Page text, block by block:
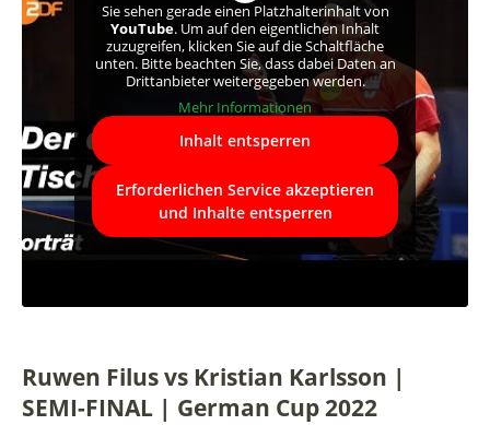
Sie sehen gerade einen Platzhalterinhalt von
YouTube. Um auf den eigentlichen Inhalt
zuzugreifen, klicken Sie auf die Schaltfläche
unten. Bitte beachten Sie, dass dabei Daten an
Drittanbieter weitergegeben werden.
Mehr Informationen
Inhalt entsperren
Erforderlichen Service akzeptieren
und Inhalte entsperren
Ruwen Filus vs Kristian Karlsson |
SEMI-FINAL | German Cup 2022